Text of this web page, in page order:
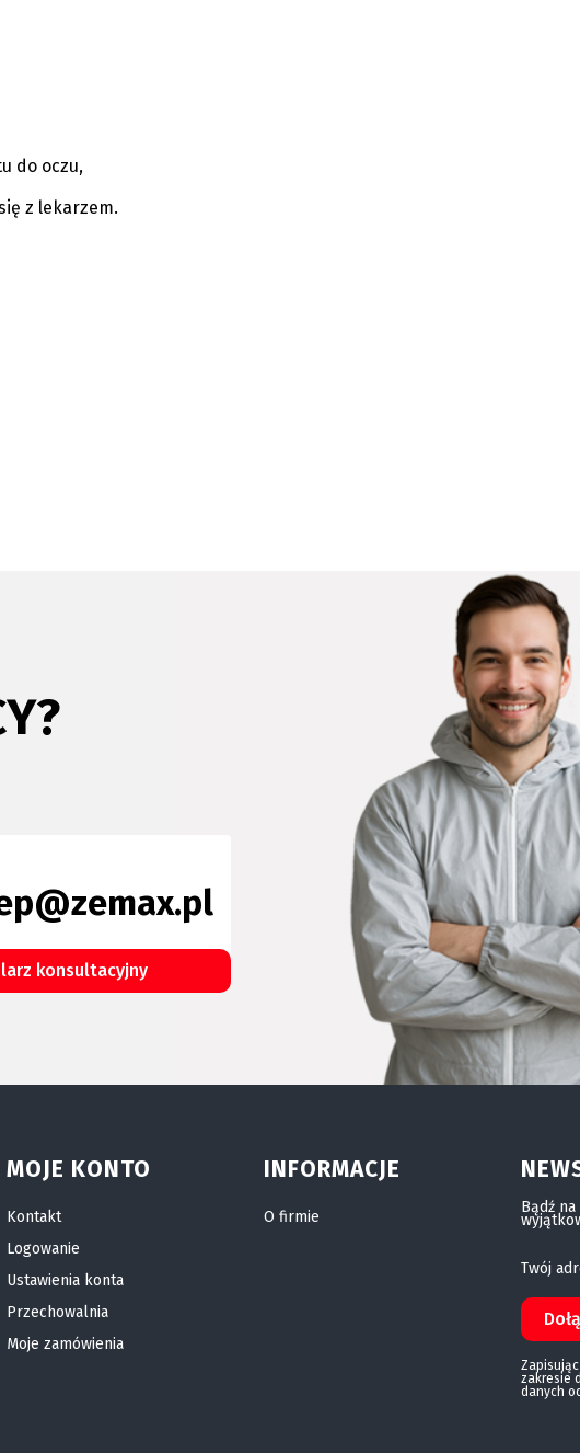
do oczu,
z lekarzem.
konsultacyjny
MOJE KONTO
Kontakt
Logowanie
Ustawienia konta
Przechowalnia
Moje zamówienia
INFORMACJE
O firmie
Bądź
Twój
zakresie
danych